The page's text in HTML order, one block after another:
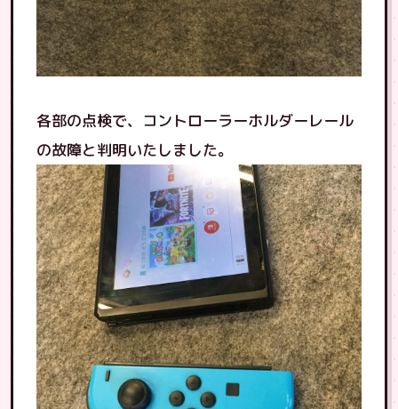
各部の点検で、コントローラーホルダーレール
の故障と判明いたしました。